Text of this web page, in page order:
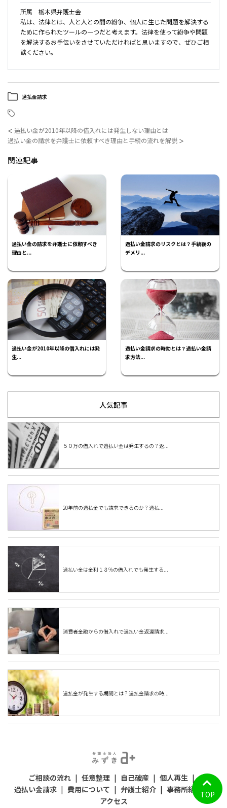
所属 栃木県弁護士会
私は、法律とは、人と人との間の紛争、個人に生じた問題を解決する
ために作られたツールの一つだと考えます。法律を使って紛争や問題
を解決するお手伝いをさせていただければと思いますので、ぜひご相
談ください。
過払金請求
＜ 過払い金が2010年以降の借入れには発生しない理由とは
過払い金の請求を弁護士に依頼すべき理由と手続の流れを解説 ＞
関連記事
過払い金の請求を弁護士に依頼すべき
理由と...
過払い金請求のリスクとは？手続後の
デメリ...
過払い金が2010年以降の借入れには発
生...
過払い金請求の時効とは？過払い金請
求方法...
人気記事
５０万の借入れで過払い金は発生するの？返...
20年前の過払金でも請求できるのか？過払...
過払い金は金利１８%の借入れでも発生する...
消費者金融からの借入れで過払い金返還請求...
過払金が発生する期間とは？過払金請求の時...
ご相談の流れ | 任意整理 | 自己破産 | 個人再生 |
過払い金請求 | 費用について | 弁護士紹介 | 事務所紹介 |
アクセス
TOP